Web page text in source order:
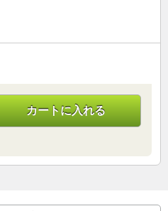
カートに入れる